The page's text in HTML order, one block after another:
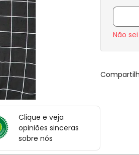
Clique e veja
opiniões sinceras
sobre nós
Não